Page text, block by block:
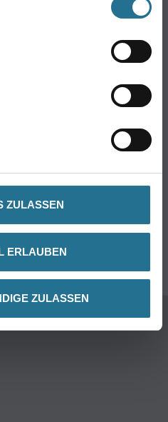
ZULASSEN
ERLAUBEN
ZULASSEN